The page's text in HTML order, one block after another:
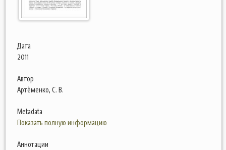
Дата
2011
Автор
Артѐменко, С. В.
Metadata
Показать полную информацию
Аннотации